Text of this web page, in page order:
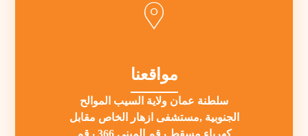
مواقعنا
سلطنة عمان ولاية السيب الموالح
الجنوبية ,مستشفى ازهار الخاص مقابل